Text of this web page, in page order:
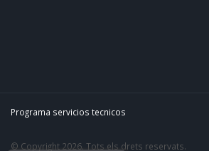
Programa servicios tecnicos
© Copyright 2026. Tots els drets reservats.